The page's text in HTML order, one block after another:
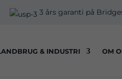
3 års garanti på
& INDUSTRI OM